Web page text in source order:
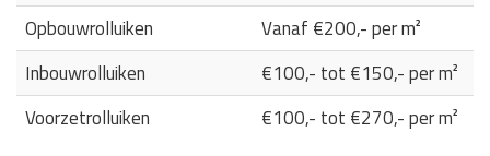
Opbouwrolluiken
Vanaf €200,- per m²
Inbouwrolluiken
€100,- tot €150,- per m²
Voorzetrolluiken
€100,- tot €270,- per m²